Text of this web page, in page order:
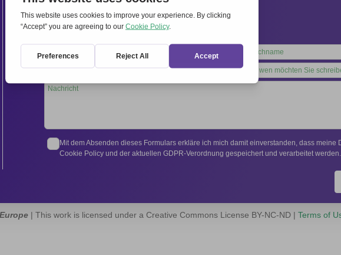
Internationales Sekretariat:
Via Frascati 336, 00040 Rocca di Papa (Rom), Italien
Tel. +39 06 94798302
this
Mit dem Absenden dieses Formulars erkläre ich mich damit einverstanden, dass meine
Cookie Policy und der aktuellen GDPR-Verordnung gespeichert und verarbeitet werden.
| This work is licensed under a Creative Commons License BY-NC-ND | Terms of